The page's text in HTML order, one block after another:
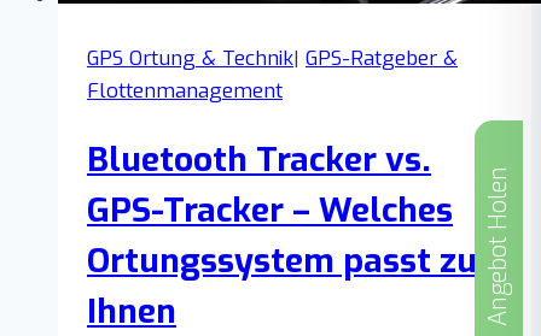
GPS Ortung & Technik| GPS-Ratgeber &
Flottenmanagement
Bluetooth Tracker vs.
GPS-Tracker – Welches
Ortungssystem passt zu
Ihnen
Angebot Holen